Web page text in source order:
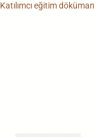
Katılımcı eğitim